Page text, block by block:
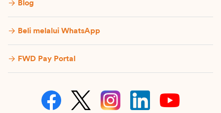
Blog
Beli melalui WhatsApp
FWD Pay Portal